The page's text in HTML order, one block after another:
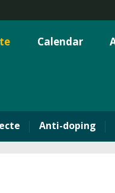
Calendar
Anti-doping